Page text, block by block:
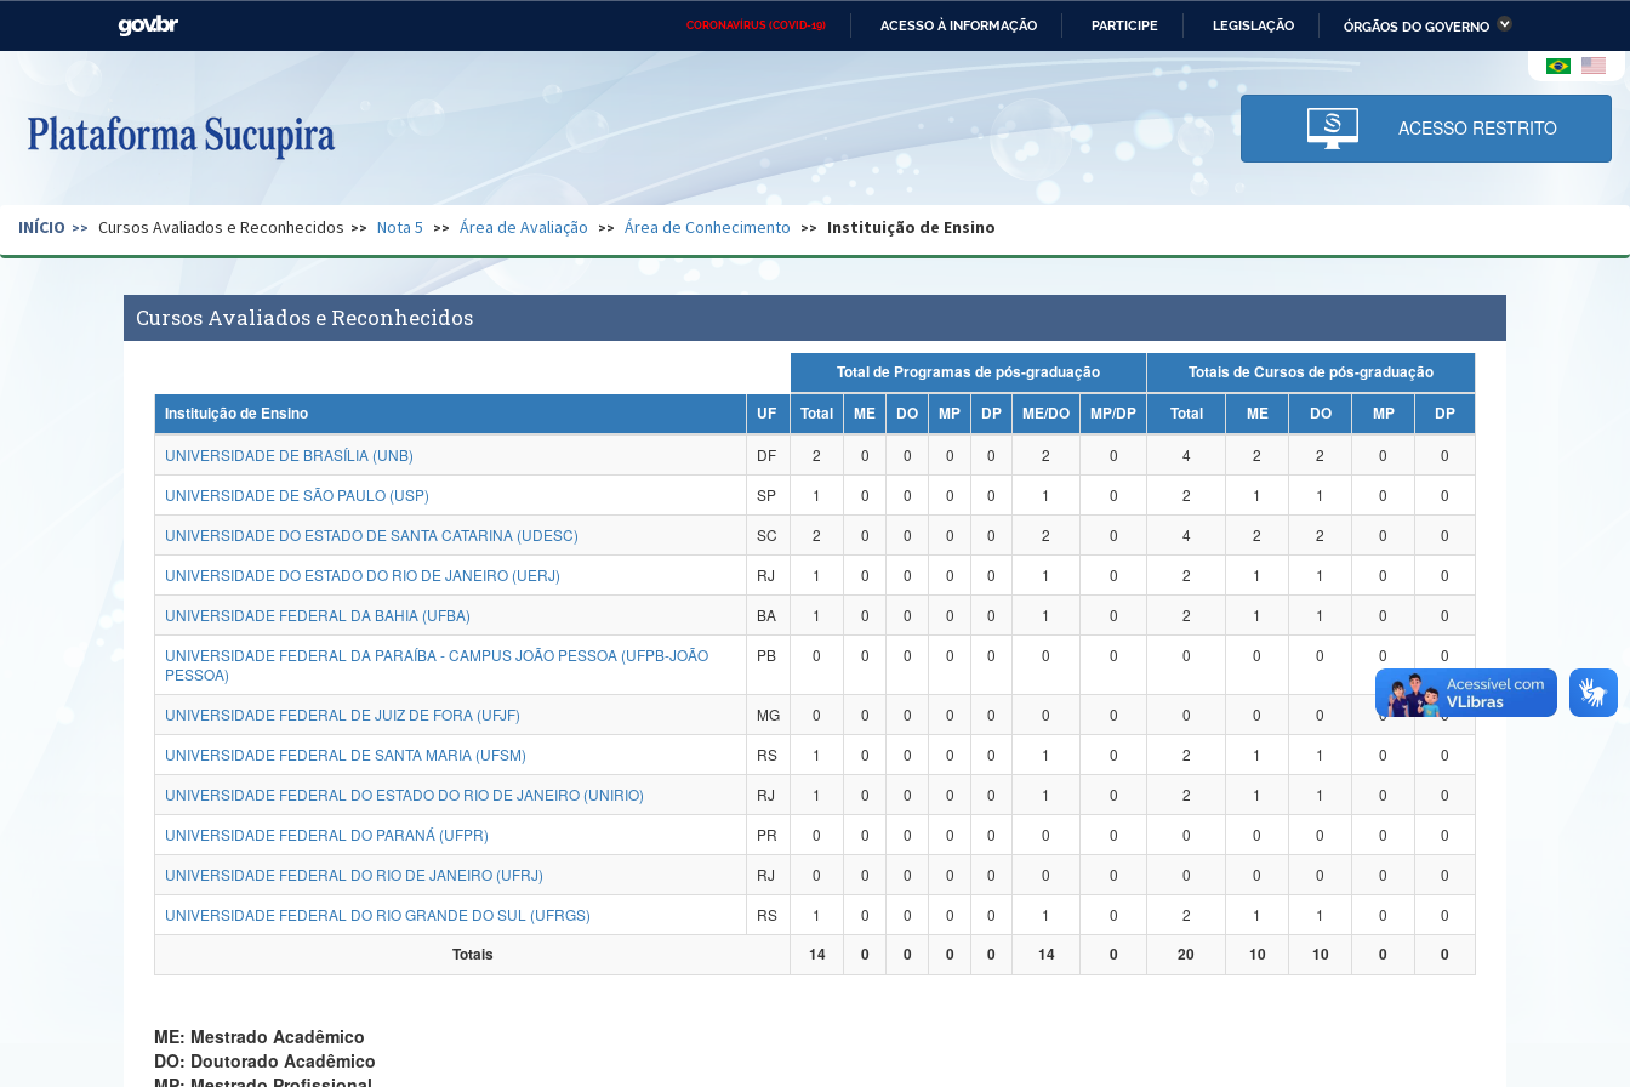
CORONAVÍRUS (COVID-19) ACESSO À INFORMAÇÃO PARTICIPE LEGISLAÇÃO ÓRGÃOS DO GOVERNO
Casa Civil Ministério das Relações Ministério da Economia Ministério da Infraestrutura
Pecuária e Abastecimento
Ministério da Ciência,
Tecnologia, Inovações e
Comunicações
Ministério do Desenvolvimento
Regional e dos Direitos Humanos
Secretaria de Governo Gabinete de Segurança Advocacia-Geral da União Banco Central do Brasil Planalto
ACESSO RESTRITO
INÍCIO Cursos Avaliados e Reconhecidos Nota 5 Área de Avaliação Área de Conhecimento Instituição de Ensino
Cursos Avaliados e Reconhecidos
Total de Programas de pós-graduação
Totais de Cursos de pós-graduação
Instituição de Ensino
UF Total ME DO MP DP ME/DO MP/DP Total ME DO MP
DP
UNIVERSIDADE DE BRASÍLIA (UNB)
DF 2 0 0 0 0 2 0 4 2 2 0
0
UNIVERSIDADE DE SÃO PAULO (USP)
SP 1 0 0 0 0 1 0 2 1 1 0
0
UNIVERSIDADE DO ESTADO DE SANTA CATARINA (UDESC)
SC 2 0 0 0 0 2 0 4 2 2 0
0
UNIVERSIDADE DO ESTADO DO RIO DE JANEIRO (UERJ)
RJ 1 0 0 0 0 1 0 2 1 1 0
0
UNIVERSIDADE FEDERAL DA BAHIA (UFBA)
BA 1 0 0 0 0 1 0 2 1 1 0
0
UNIVERSIDADE FEDERAL DA PARAÍBA - CAMPUS JOÃO PESSOA (UFPB-JOÃO
PESSOA)
PB 0 0 0 0 0 0 0 0 0 0 0 0
UNIVERSIDADE FEDERAL DE JUIZ DE FORA (UFJF) MG 0 0 0 0 0 0 0 0 0 0 0
0
UNIVERSIDADE FEDERAL DE SANTA MARIA (UFSM)
RS 1 0 0 0 0 1 0 2 1 1 0
0
UNIVERSIDADE FEDERAL DO ESTADO DO RIO DE JANEIRO (UNIRIO)
RJ 1 0 0 0 0 1 0 2 1 1 0
0
UNIVERSIDADE FEDERAL DO PARANÁ (UFPR)
PR 0 0 0 0 0 0 0 0 0 0 0
0
UNIVERSIDADE FEDERAL DO RIO DE JANEIRO (UFRJ)
RJ 0 0 0 0 0 0 0 0 0 0 0
0
UNIVERSIDADE FEDERAL DO RIO GRANDE DO SUL (UFRGS)
RS 1 0 0 0 0 1 0 2 1 1 0
0
Totais
14 0 0 0 0 14 0 20 10 10 0 0
ME: Mestrado Acadêmico
DO: Doutorado Acadêmico